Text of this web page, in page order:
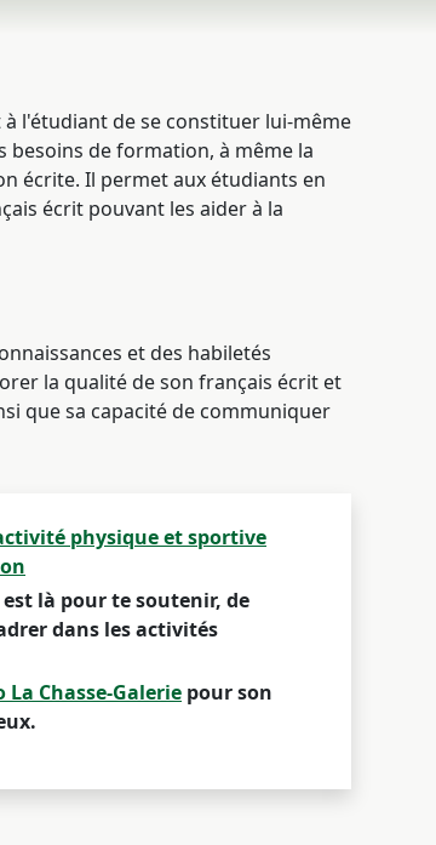
l'étudiant de se constituer lui-même
besoins de formation, à même la
écrite. Il permet aux étudiants en
écrit pouvant les aider à la
et des habiletés
la qualité de son français écrit et
que sa capacité de communiquer
physique et sportive
là pour te soutenir, de
dans les activités
La Chasse-Galerie pour son